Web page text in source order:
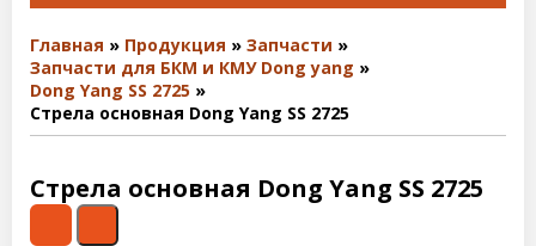
Главная Продукция
Запчасти
Запчасти для БКМ и КМУ Dong yang
Dong Yang SS 2725
Стрела основная Dong Yang SS 2725
Стрела основная Dong Yang SS 2725